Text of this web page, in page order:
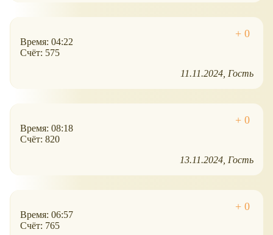
Время: 04:22
Счёт: 575
11.11.2024 Гость
Время: 08:18
Счёт: 820
13.11.2024 Гость
Время: 06:57
Счёт: 765